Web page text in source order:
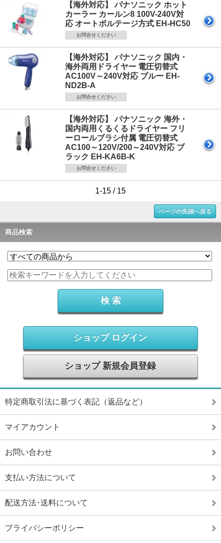
【海外対応】 パナソニック ホット
カーラー カールン8 100V-240V対
応 オートボルテージ方式 EH-HC50
お問合せください
【海外対応】 パナソニック 国内・
海外両用ドライヤー 電圧切替式
AC100V～240V対応 ブルー EH-
ND2B-A
お問合せください
【海外対応】 パナソニック 海外・
国内両用くるくるドライヤー フリ
ーロールブラシ付属 電圧切替式
AC100～120V/200～240V対応 ブ
ラック EH-KA6B-K
お問合せください
1-15 / 15
ページの先頭へ戻る
商品検索
ショップ ログイン
ショップ 新規会員登録
特定商取引法に基づく表記（返品など）
マイアカウント
お問い合わせ
支払い方法について
配送方法･送料について
プライバシーポリシー